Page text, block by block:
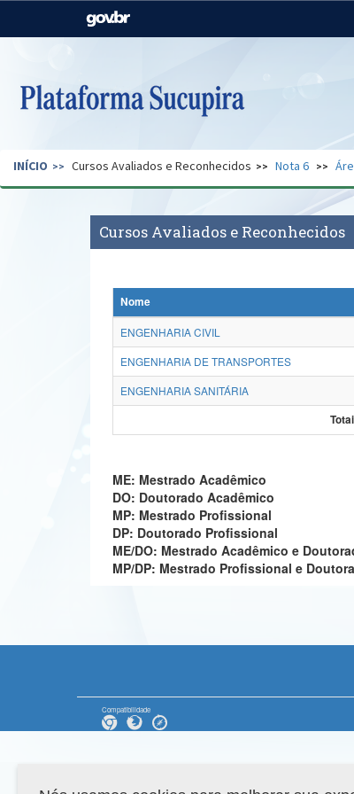
Casa Civil
Pecuária e Abastecimento
Secretaria de Governo Gabinete de
INÍCIO Cursos Avaliados e Reconhecidos Nota 6
Cursos Avaliados e Reconhecidos
Nome
ENGENHARIA CIVIL
ENGENHARIA DE TRANSPORTES
ENGENHARIA SANITÁRIA
ME: Mestrado Acadêmico
DO: Doutorado Acadêmico
MP: Mestrado Profissional
DP: Doutorado Profissional
ME/DO: Mestrado Acadêmico e
MP/DP: Mestrado Profissional e
Compatibilidade